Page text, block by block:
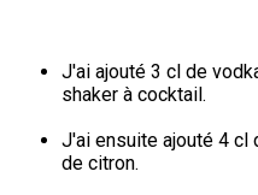
J'ai ajouté 3 cl de
shaker à cocktail.
J'ai ensuite ajouté 4 cl
de citron.